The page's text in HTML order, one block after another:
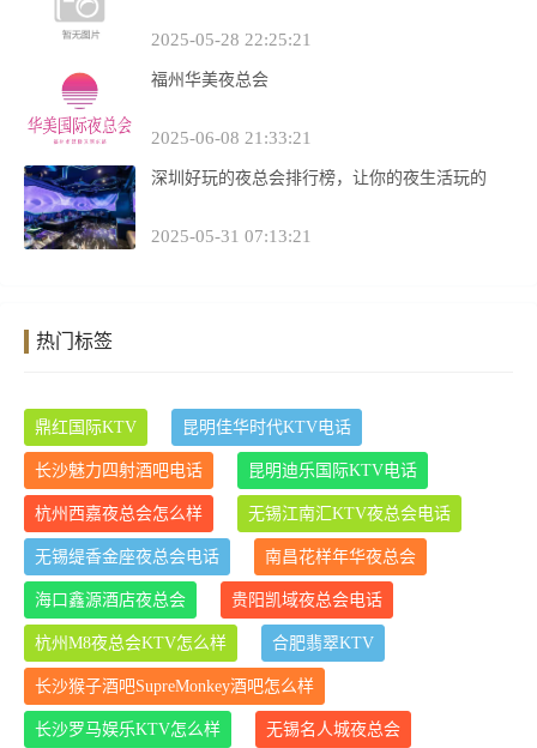
2025-05-28 22:25:21
福州华美夜总会
2025-06-08 21:33:21
深圳好玩的夜总会排行榜，让你的夜生活玩的
2025-05-31 07:13:21
热门标签
鼎红国际KTV 昆明佳华时代KTV电话
长沙魅力四射酒吧电话 昆明迪乐国际KTV电话
杭州西嘉夜总会怎么样 无锡江南汇KTV夜总会电话
无锡缇香金座夜总会电话 南昌花样年华夜总会
海口鑫源酒店夜总会 贵阳凯域夜总会电话
杭州M8夜总会KTV怎么样 合肥翡翠KTV
长沙猴子酒吧SupreMonkey酒吧怎么样
长沙罗马娱乐KTV怎么样 无锡名人城夜总会